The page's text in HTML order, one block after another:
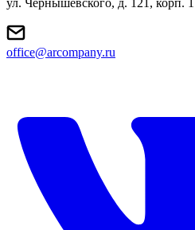
ул. Чернышевского, д. 121, корп. 1
office@arcompany.ru